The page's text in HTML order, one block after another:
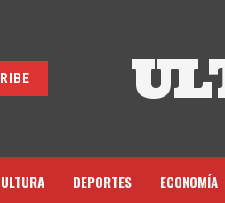
DEPORTES ECONOMÍA